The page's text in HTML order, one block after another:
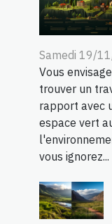
Samedi 19/
Vous
trouver un
rapport avec
espace vert
vous ignorez...